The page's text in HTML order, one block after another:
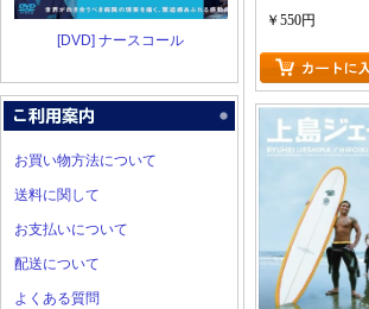
[DVD] ナースコール
お買い物方法について
送料に関して
お支払いについて
配送について
よくある質問
￥550円